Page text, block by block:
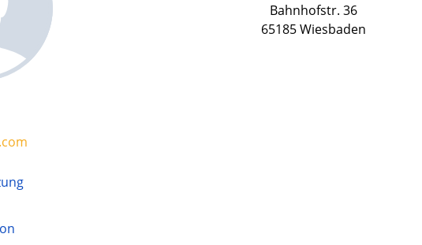
Bahnhofstr. 36
65185 Wiesbaden